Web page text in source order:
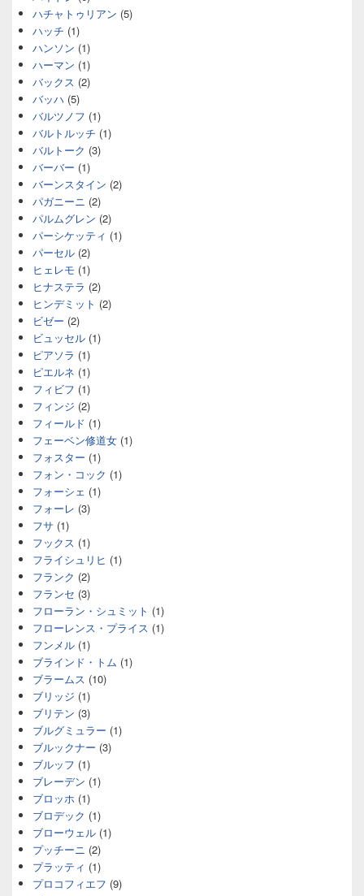
ハチャトゥリアン (5)
ハッチ (1)
ハンソン (1)
ハーマン (1)
バックス (2)
バッハ (5)
バルツノフ (1)
バルトルッチ (1)
バルトーク (3)
バーバー (1)
バーンスタイン (2)
パガニーニ (2)
パルムグレン (2)
パーシケッティ (1)
パーセル (2)
ヒェレモ (1)
ヒナステラ (2)
ヒンデミット (2)
ビゼー (2)
ビュッセル (1)
ピアソラ (1)
ピエルネ (1)
フィビフ (1)
フィンジ (2)
フィールド (1)
フェーベン修道女 (1)
フォスター (1)
フォン・コック (1)
フォーシェ (1)
フォーレ (3)
フサ (1)
フックス (1)
フライシュリヒ (1)
フランク (2)
フランセ (3)
フローラン・シュミット (1)
フローレンス・プライス (1)
フンメル (1)
ブラインド・トム (1)
ブラームス (10)
ブリッジ (1)
ブリテン (3)
ブルグミュラー (1)
ブルックナー (3)
ブルッフ (1)
ブレーデン (1)
ブロッホ (1)
ブロデック (1)
ブローウェル (1)
プッチーニ (2)
プラッティ (1)
プロコフィエフ (9)